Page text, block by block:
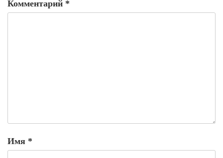
Комментарий *
Имя *